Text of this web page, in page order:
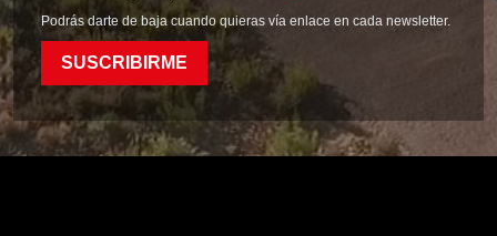
Podrás darte de baja cuando quieras vía enlace en cada newsletter.
SUSCRIBIRME